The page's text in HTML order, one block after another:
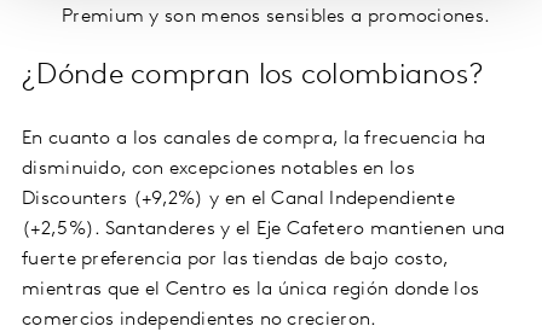
Premium y son menos sensibles a promociones.
¿Dónde compran los colombianos?
En cuanto a los canales de compra, la frecuencia ha
disminuido, con excepciones notables en los
Discounters (+9,2%) y en el Canal Independiente
(+2,5%). Santanderes y el Eje Cafetero mantienen una
fuerte preferencia por las tiendas de bajo costo,
mientras que el Centro es la única región donde los
comercios independientes no crecieron.